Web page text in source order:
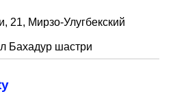
21, Мирзо-Улугбекский
Бахадур шастри